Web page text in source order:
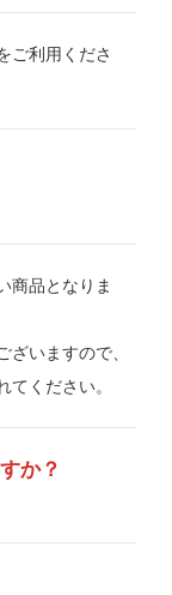
ご利用くださ
商品となりま
ざいますので、
ください。
か？